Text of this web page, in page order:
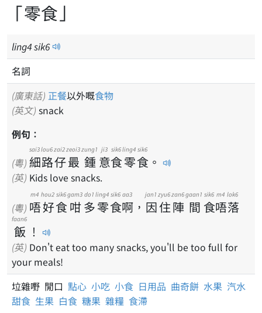
「零食」
ling4sik6
名詞
(廣東話) 正餐以外嘅食物
(英文) snack
例句：
(粵) 細
sai3
路
lou6
仔
zai2
最
zeoi3
鍾
zung1
意
ji3
食
sik6
零
ling4
食
sik6
。
(英) Kids love snacks.
(粵) 唔
m4
好
hou2
食
sik6
咁
gam3
多
do1
零
ling4
食
sik6
啊
aa3
， 因
jan1
住
zyu6
陣
zan6
間
gaan1
食
sik6
唔
m4
落
lok6
飯
faan6
！
(英) Don't eat too many snacks, you'll be too full for
your meals!
垃雜嘢 閒口 點心 小吃 小食 日用品 曲奇餅 水果 汽水
甜食 生果 白食 糖果 雜糧 食滯